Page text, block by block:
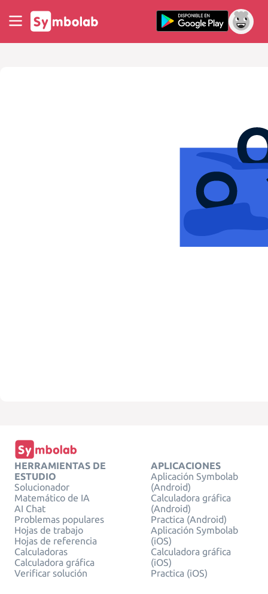
HERRAMIENTAS DE
ESTUDIO
Solucionador
Matemático de IA
AI Chat
Problemas populares
Hojas de trabajo
Hojas de referencia
Calculadoras
Calculadora gráfica
Verificar solución
APLICACIONES
Aplicación Symbolab
(Android)
Calculadora gráfica
(Android)
Practica (Android)
Aplicación Symbolab
(iOS)
Calculadora gráfica
(iOS)
Practica (iOS)